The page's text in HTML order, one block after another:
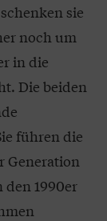
sie
noch um
in die
Die beiden
führen die
Generation
den 1990er